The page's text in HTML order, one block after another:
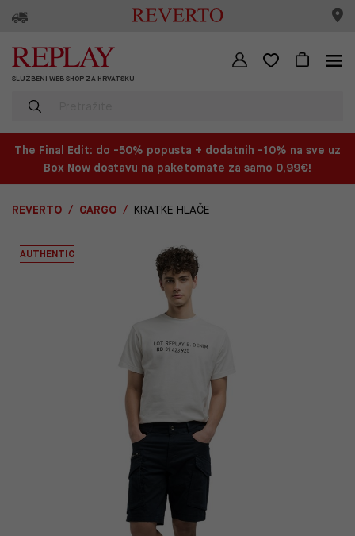
SLUŽBENI WEB SHOP ZA HRVATSKU
The Final Edit: do -50% popusta + dodatnih -10% na sve uz
Box Now dostavu na paketomate za samo 0,99€!
REVERTO CARGO KRATKE HLAČE
AUTHENTIC